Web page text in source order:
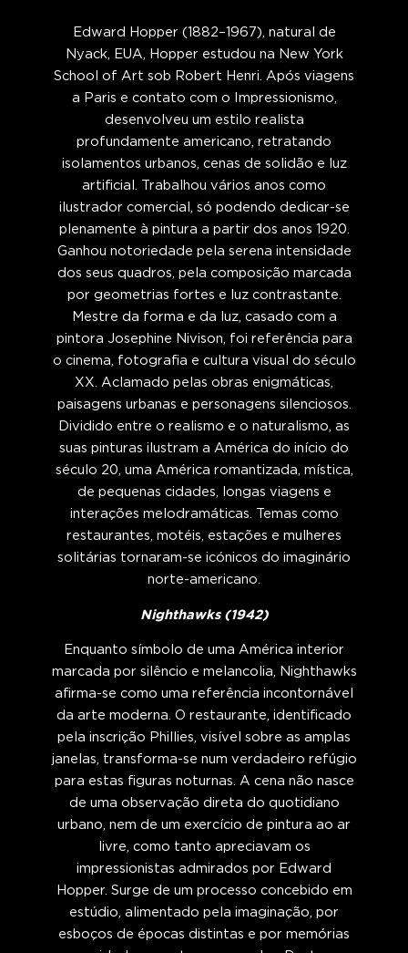
Edward Hopper (1882–1967), natural de
Nyack, EUA, Hopper estudou na New York
School of Art sob Robert Henri. Após viagens
a Paris e contato com o Impressionismo,
desenvolveu um estilo realista
profundamente americano, retratando
isolamentos urbanos, cenas de solidão e luz
artificial. Trabalhou vários anos como
ilustrador comercial, só podendo dedicar-se
plenamente à pintura a partir dos anos 1920.
Ganhou notoriedade pela serena intensidade
dos seus quadros, pela composição marcada
por geometrias fortes e luz contrastante.
Mestre da forma e da luz, casado com a
pintora Josephine Nivison, foi referência para
o cinema, fotografia e cultura visual do século
XX. Aclamado pelas obras enigmáticas,
paisagens urbanas e personagens silenciosos.
Dividido entre o realismo e o naturalismo, as
suas pinturas ilustram a América do início do
século 20, uma América romantizada, mística,
de pequenas cidades, longas viagens e
interações melodramáticas. Temas como
restaurantes, motéis, estações e mulheres
solitárias tornaram-se icónicos do imaginário
norte-americano.
Nighthawks (1942)
Enquanto símbolo de uma América interior
marcada por silêncio e melancolia, Nighthawks
afirma-se como uma referência incontornável
da arte moderna. O restaurante, identificado
pela inscrição Phillies, visível sobre as amplas
janelas, transforma-se num verdadeiro refúgio
para estas figuras noturnas. A cena não nasce
de uma observação direta do quotidiano
urbano, nem de um exercício de pintura ao ar
livre, como tanto apreciavam os
impressionistas admirados por Edward
Hopper. Surge de um processo concebido em
estúdio, alimentado pela imaginação, por
esboços de épocas distintas e por memórias